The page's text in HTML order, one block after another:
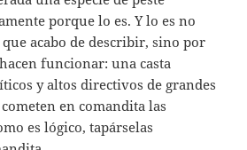
porque lo es. Y lo es no
acabo de describir, sino por
funcionar: una casta
y altos directivos de grandes
en comandita las
es lógico, tapárselas